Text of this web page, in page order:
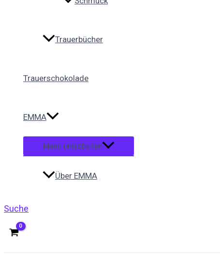
Trauerbücher
Trauerschokolade
EMMA
Menü umschalten
Über EMMA
Suche